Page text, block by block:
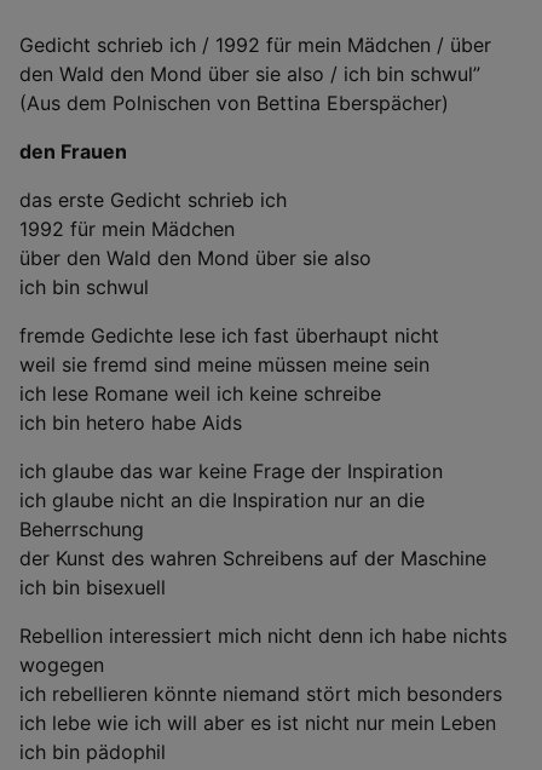
Gedicht schrieb ich / 1992 für mein Mädchen / über
den Wald den Mond über sie also / ich bin schwul”
(Aus dem Polnischen von Bettina Eberspächer)
den Frauen
das erste Gedicht schrieb ich
1992 für mein Mädchen
über den Wald den Mond über sie also
ich bin schwul
fremde Gedichte lese ich fast überhaupt nicht
weil sie fremd sind meine müssen meine sein
ich lese Romane weil ich keine schreibe
ich bin hetero habe Aids
ich glaube das war keine Frage der Inspiration
ich glaube nicht an die Inspiration nur an die
Beherrschung
der Kunst des wahren Schreibens auf der Maschine
ich bin bisexuell
Rebellion interessiert mich nicht denn ich habe nichts
wogegen
ich rebellieren könnte niemand stört mich besonders
ich lebe wie ich will aber es ist nicht nur mein Leben
ich bin pädophil